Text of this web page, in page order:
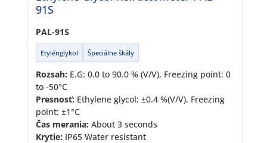
91S
PAL-91S
Etylénglykol Špeciálne škály
Rozsah: E.G: 0.0 to 90.0 % (V/V), Freezing point: 0
to -50°C
Presnosť: Ethylene glycol: ±0.4 %(V/V), Freezing
point: ±1°C
Čas merania: About 3 seconds
Krytie: IP65 Water resistant